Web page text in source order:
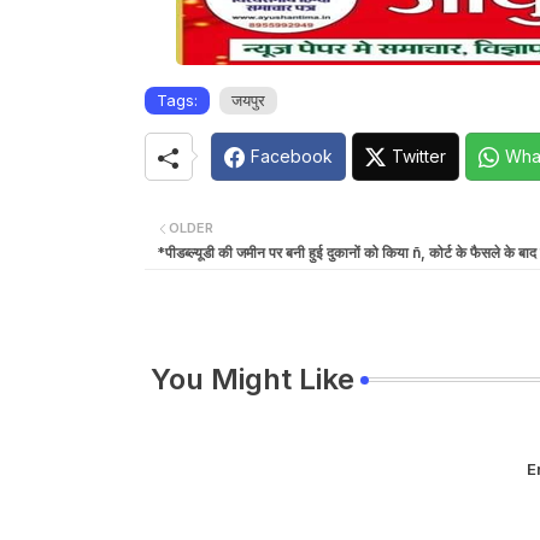
Tags: जयपुर
Facebook Twitter
OLDER
*पीडब्ल्यूडी की जमीन पर बनी हुई दुकानों को किया ñ, कोर्ट के फैसले के बाद
You Might Like